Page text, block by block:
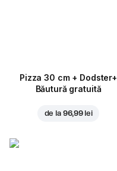
Pizza 30 cm + Dodster+
Băutură gratuită
de la 96,99 lei